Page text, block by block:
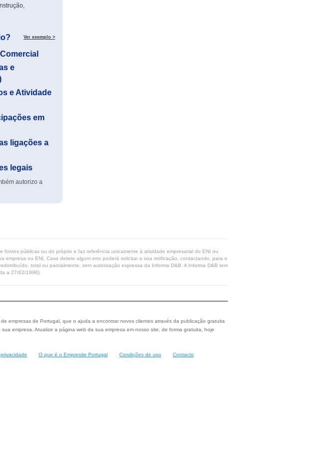
Ver exemplo >
e
e Atividade
em
ligações a
legais
autorizo a
públicas ou do próprio e faz referência unicamente à atividade empresarial do ENI ou
ou ENI. Caso detete algum erro poderá solicitar a sua retificação, contactando, para o
total ou parcialmente, sem autorização expressa da Informa D&B. A Informa D&B tem
a 27/02/1996).
empresas de Portugal, que o ajuda a encontrar novos clientes através da publicação gratuita
empresa. Atualize a página web da sua empresa em nosso site, de forma gratuita, hoje
O que é o Empresite Portugal Condições de uso Contacto